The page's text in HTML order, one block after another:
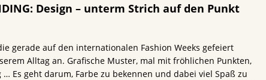
Design – unterm Strich auf den Punkt
gerade auf den internationalen Fashion Weeks gefeiert
Alltag an. Grafische Muster, mal mit fröhlichen Punkten,
Es geht darum, Farbe zu bekennen und dabei viel Spaß zu